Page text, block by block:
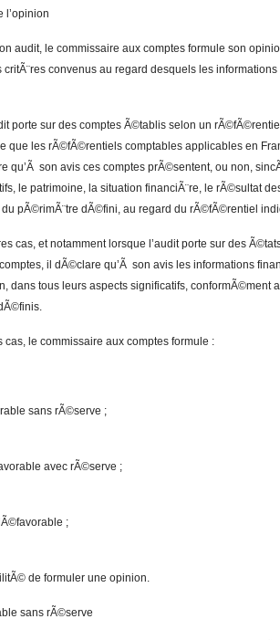
l’opinion
audit, le commissaire aux comptes formule son
critÃ¨res convenus au regard desquels les
porte sur des comptes Ã©tablis selon un
que les rÃ©fÃ©rentiels comptables applicables en
qu’Ã son avis ces comptes prÃ©sentent, ou non,
le patrimoine, la situation financiÃ¨re, le rÃ©sultat
pÃ©rimÃ¨tre dÃ©fini, au regard du rÃ©fÃ©rentiel
cas, et notamment lorsque l’audit porte sur des
il dÃ©clare qu’Ã son avis les informations
dans tous leurs aspects significatifs, conformÃ©ment
cas, le commissaire aux comptes formule :
sans rÃ©serve ;
avec rÃ©serve ;
;
de formuler une opinion.
sans rÃ©serve